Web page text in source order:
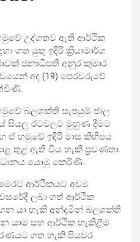
උද්ගතව ඇති ආර්ථික
ගත යුතු ඉදිරි ක්‍රියාමාර්ග
ජනාධිපති අනුර කුමාර
අද (19) පෙරවරුවේ
බලශක්ති සැපයුම් ජාල
සියලු රටවලට මුහුණ දීමට
ඒ හමුවේ ඉදිරි මාස කිහිපය
තුළ ඇති විය හැකි ප්‍රවණතා
යොමු කෙරිණි.
ආර්ථිකයට අවම
ලබා ගත් ආර්ථික
යා හැකි අන්දමින් බලශක්ති
යාම සහ ආර්ථික හැකිළීම
ගත හැකි පියවර